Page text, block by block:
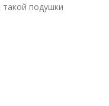
подушки